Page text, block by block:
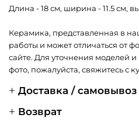
Длина - 18 см, ширина - 11.5 см,
Керамика, представленная в
работы и может отличаться от
сайте. Для уточнения моделей
фото, пожалуйста, свяжитесь с
Доставка / самовывоз
Возврат